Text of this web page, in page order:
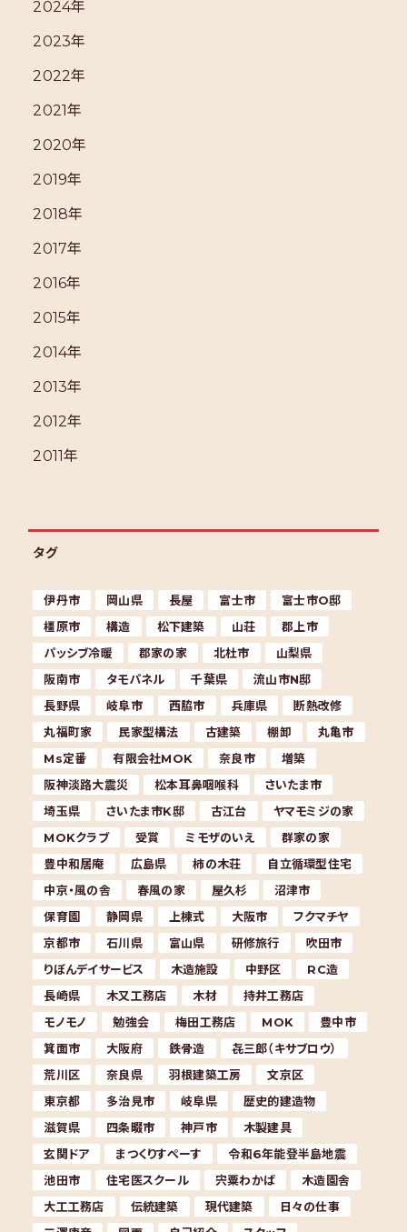
2024年
2023年
2022年
2021年
2020年
2019年
2018年
2017年
2016年
2015年
2014年
2013年
2012年
2011年
タグ
伊丹市 岡山県 長屋 富士市
富士市O邸
橿原市
構造 松下建築 山荘
郡上市
パッシブ冷暖
郡家の家 北杜市
山梨県
阪南市
タモパネル 千葉県
流山市N邸
長野県
岐阜市 西脇市 兵庫県
断熱改修
丸福町家
民家型構法 古建築 棚卸
丸亀市
Ms定番
有限会社MOK 奈良市
増築
阪神淡路大震災
松本耳鼻咽喉科
さいたま市
埼玉県
さいたま市K邸 古江台
ヤマモミジの家
MOKクラブ
受賞 ミモザのいえ
群家の家
豊中和居庵
広島県 柿の木荘
自立循環型住宅
中京・風の舎
春風の家 屋久杉
沼津市
保育園
静岡県 上棟式 大阪市
フクマチヤ
京都市
石川県 富山県 研修旅行
吹田市
りぼんデイサービス
木造施設 中野区
RC造
長崎県
木又工務店 木材
持井工務店
モノモノ
勉強会 梅田工務店 MOK
豊中市
箕面市
大阪府 鉄骨造
㐂三郎（キサブロウ）
荒川区
奈良県 羽根建築工房
文京区
東京都
多治見市 岐阜県
歴史的建造物
滋賀県
四条畷市 神戸市
木製建具
玄関ドア
まつくりすぺーす
令和6年能登半島地震
池田市
住宅医スクール 宍粟わかば
木造園舎
大工工務店
伝統建築 現代建築
日々の仕事